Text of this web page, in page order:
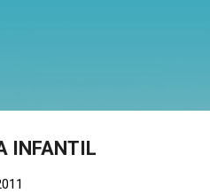
INFANTIL